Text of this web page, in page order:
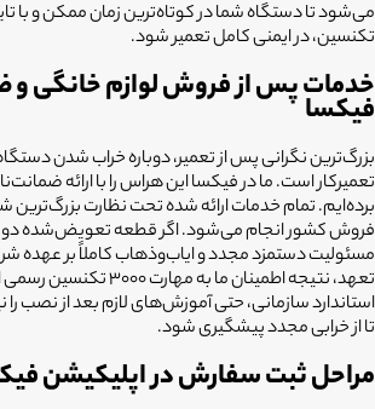
می‌شود تا دستگاه شما در کوتاه‌ترین زمان ممکن و
تکنسین، در ایمنی کامل تعمیر شود.
فیکسا
بزرگ‌ترین نگرانی پس از تعمیر، دوباره خراب شدن
برده‌ایم. تمام خدمات ارائه شده تحت نظارت
فروش کشور انجام می‌شود. اگر قطعه تعویض‌شده
مسئولیت دستمزد مجدد و ایاب‌وذهاب کاملاً بر عهده
تعهد، نتیجه اطمینان ما به
استاندارد سازمانی، حتی آموزش‌های لازم بعد از نصب را
تا از خرابی مجدد پیشگیری شود.
مراحل ثبت سفارش در اپلیکیشن